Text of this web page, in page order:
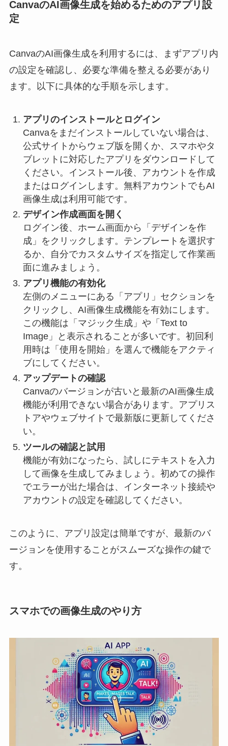
CanvaのAI画像生成を始めるためのアプリ設
定
CanvaのAI画像生成を利用するには、まずアプリ内
の設定を確認し、必要な準備を整える必要があり
ます。以下に具体的な手順を示します。
アプリのインストールとログイン
Canvaをまだインストールしていない場合は、
公式サイトからウェブ版を開くか、スマホやタ
ブレットに対応したアプリをダウンロードして
ください。インストール後、アカウントを作成
またはログインします。無料アカウントでもAI
画像生成は利用可能です。
デザイン作成画面を開く
ログイン後、ホーム画面から「デザインを作
成」をクリックします。テンプレートを選択す
るか、自分でカスタムサイズを指定して作業画
面に進みましょう。
アプリ機能の有効化
左側のメニューにある「アプリ」セクションを
クリックし、AI画像生成機能を有効にします。
この機能は「マジック生成」や「Text to
Image」と表示されることが多いです。初回利
用時は「使用を開始」を選んで機能をアクティ
ブにしてください。
アップデートの確認
Canvaのバージョンが古いと最新のAI画像生成
機能が利用できない場合があります。アプリス
トアやウェブサイトで最新版に更新してくださ
い。
ツールの確認と試用
機能が有効になったら、試しにテキストを入力
して画像を生成してみましょう。初めての操作
でエラーが出た場合は、インターネット接続や
アカウントの設定を確認してください。
このように、アプリ設定は簡単ですが、最新のバ
ージョンを使用することがスムーズな操作の鍵で
す。
スマホでの画像生成のやり方